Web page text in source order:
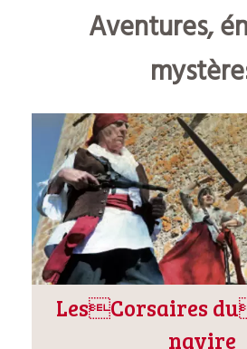
Aventures,
LesCorsaires
navire